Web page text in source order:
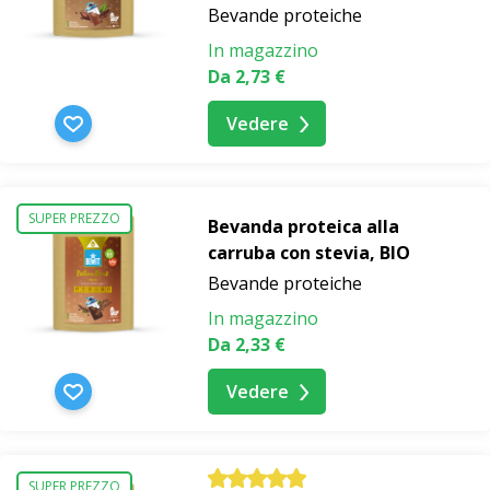
per assaggiare o come piccolo regalo.
datteri BIO
succo di canna essiccato BIO
aromatizzateli con frutta liofilizzata in polvere BIO,
speciale qualsiasi bevanda, porridge o frullato.
Per i prodotti selezionati potete acquistarelatte di
cocco in polvere BIO
crema di cocco BIO,fragole
liofilizzate,mango liofilizzatoo il Bewitella Tasting Set
con uno sconto fino al 30%.
Cercate ispirazione per l'estate?
e Facebook
Bevande proteiche
In magazzino
Da 2,73 €
Vedere
SUPER PREZZO
Bevanda proteica alla
carruba con stevia, BIO
Bevande proteiche
In magazzino
Da 2,33 €
Vedere